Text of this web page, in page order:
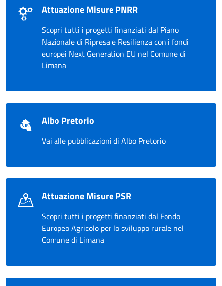
Attuazione Misure PNRR
Scopri tutti i progetti finanziati dal Piano
Nazionale di Ripresa e Resilienza con i fondi
europei Next Generation EU nel Comune di
Limana
Albo Pretorio
Vai alle pubblicazioni di Albo Pretorio
Attuazione Misure PSR
Scopri tutti i progetti finanziati dal Fondo
Europeo Agricolo per lo sviluppo rurale nel
Comune di Limana